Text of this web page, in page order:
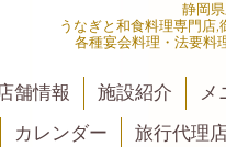
静岡
うなぎと和食料理専門店,
各種宴会料理・法要料
舗情報 施設紹介 メ
カレンダー
旅行代理